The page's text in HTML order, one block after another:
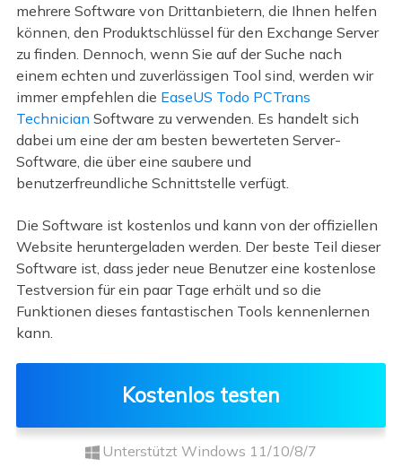
mehrere Software von Drittanbietern, die Ihnen helfen
können, den Produktschlüssel für den Exchange Server
zu finden. Dennoch, wenn Sie auf der Suche nach
einem echten und zuverlässigen Tool sind, werden wir
immer empfehlen die EaseUS Todo PCTrans
Technician Software zu verwenden. Es handelt sich
dabei um eine der am besten bewerteten Server-
Software, die über eine saubere und
benutzerfreundliche Schnittstelle verfügt.
Die Software ist kostenlos und kann von der offiziellen
Website heruntergeladen werden. Der beste Teil dieser
Software ist, dass jeder neue Benutzer eine kostenlose
Testversion für ein paar Tage erhält und so die
Funktionen dieses fantastischen Tools kennenlernen
kann.
Kostenlos testen
Unterstützt Windows 11/10/8/7